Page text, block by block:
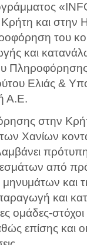
και στην
του
και
Πληροφόρησης
Ελιάς &
Α.Ε.
στην
Χανίων
πρότυπη
από
και
παραγωγή και
ομάδες-στόχοι
επίσης και